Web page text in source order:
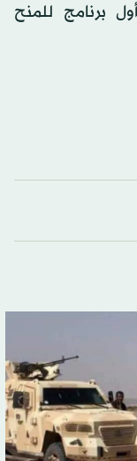
دشن أول برنامج للمنح